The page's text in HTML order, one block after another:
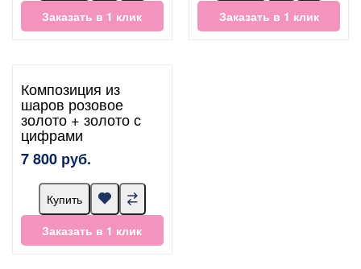
Заказать в 1 клик
Заказать в 1 клик
Композиция из
шаров розовое
золото + золото с
цифрами
7 800 руб.
Купить
Заказать в 1 клик